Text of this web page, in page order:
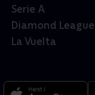
Serie A
Diamond League
La Vuelta